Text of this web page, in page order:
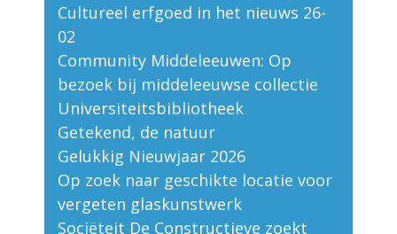
Cultureel erfgoed in het nieuws 26-
02
Community Middeleeuwen: Op
bezoek bij middeleeuwse collectie
Universiteitsbibliotheek
Getekend, de natuur
Gelukkig Nieuwjaar 2026
Op zoek naar geschikte locatie voor
vergeten glaskunstwerk
Sociëteit De Constructieve zoekt